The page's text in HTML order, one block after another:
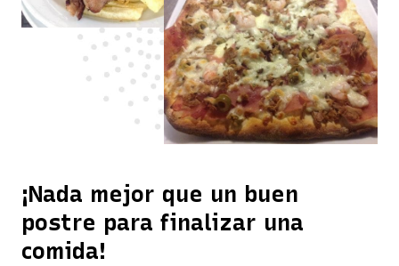
¡Nada mejor que un buen
postre para finalizar una
comida!